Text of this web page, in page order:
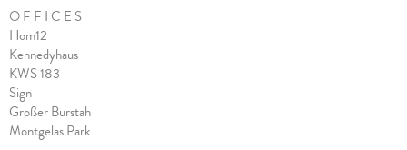
O F F I C E S
Hom12
Kennedyhaus
KWS 183
Sign
Großer Burstah
Montgelas Park